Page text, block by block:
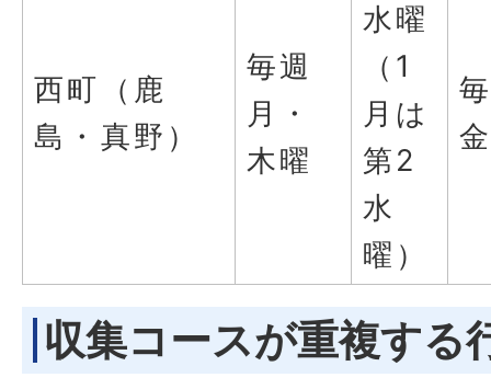
西町（鹿
島・真野）
毎週
月・
木曜
水曜
（1
月は
第2
水
曜）
収集コースが重複する